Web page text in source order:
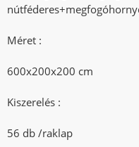
Méret :
600x200x200 cm
Kiszerelés :
56 db /raklap